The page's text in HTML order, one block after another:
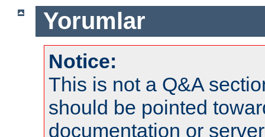
Yorumlar
Notice:
This is not a Q&A
should be pointed
documentation or